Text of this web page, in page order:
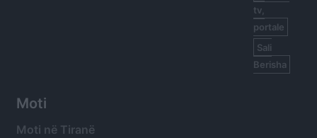
tv,
portale
Sali
Berisha
Moti
Moti në Tiranë